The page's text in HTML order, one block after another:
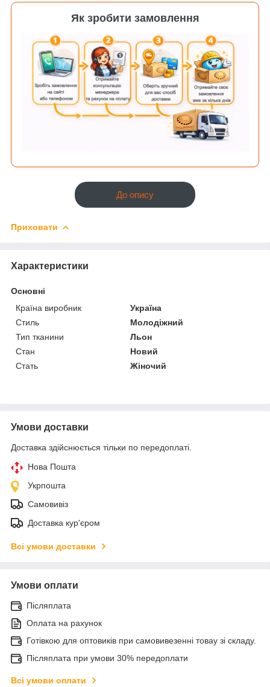
Як зробити замовлення
До опису
Приховати
Характеристики
Основні
Країна виробник
Україна
Стиль
Молодіжний
Тип тканини
Льон
Стан
Новий
Стать
Жіночий
Умови доставки
Доставка здійснюється тільки по передоплаті.
Нова Пошта
Укрпошта
Самовивіз
Доставка кур'єром
Всі умови доставки
Умови оплати
Післяплата
Оплата на рахунок
Готівкою для оптовиків при самовивезенні товау зі складу.
Післяплата при умови 30% передоплати
Всі умови оплати